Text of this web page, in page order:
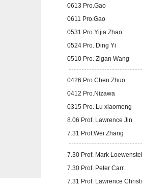
0613 Pro.Gao
0611 Pro.Gao
0531 Pro Yijia Zhao
0524 Pro. Ding Yi
0510 Pro. Zigan Wang
0426 Pro.Chen Zhuo
0412 Pro.Nizawa
0315 Pro. Lu xiaomeng
8.06 Prof. Lawrence Jin
7.31 Prof.Wei Zhang
7.30 Prof. Mark
7.30 Prof. Peter Carr
7.31 Prof. Lawrence